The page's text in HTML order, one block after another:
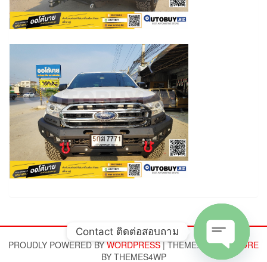
PROUDLY POWERED BYWORDPRESS | THEME:
ALPHA STORE
BY THEMES4WP
Contact ติดต่อสอบถาม